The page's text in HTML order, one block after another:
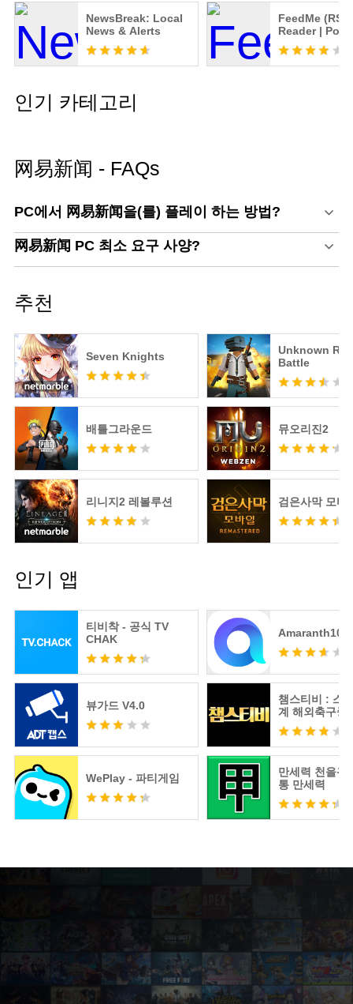
NewsBreak: Local
News & Alerts
FeedMe (RSS
Reader |
인기 카테고리
网易新闻 - FAQs
PC에서 网易新闻을(를) 플레이 하는 방법?
网易新闻 PC 최소 요구 사양?
추천
Seven Knights
Unknown
Battle
배틀그라운드 뮤오리진2
리니지2 레볼루션 검은사막 모바
인기 앱
티비착 - 공식 TV
CHAK
뷰가드 V4.0
WePlay - 파티게임
Amaranth10
챔스티비 : 스
계 해외축구중
츠분석
만세력 천을귀
통 만세력